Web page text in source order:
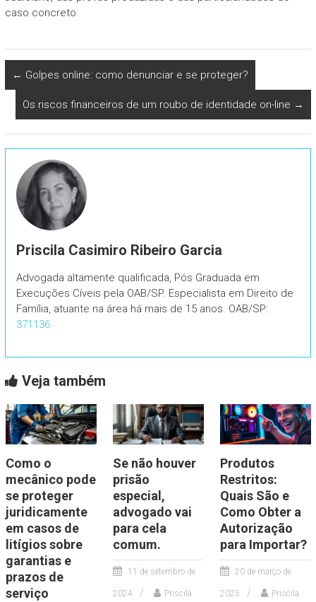
caso concreto.
← Golpes online: como denunciar e se proteger?
Os riscos financeiros de um roubo de identidade on-line →
Priscila Casimiro Ribeiro Garcia
Advogada altamente qualificada, Pós Graduada em
Execuções Cíveis pela OAB/SP. Especialista em Direito de
Família, atuante na área há mais de 15 anos. OAB/SP:
371136
Veja também
Como o
mecânico pode
se proteger
juridicamente
em casos de
litígios sobre
garantias e
prazos de
serviço
Se não houver
prisão
especial,
advogado vai
para cela
comum.
11 de setembro de
2024 Priscila
Produtos
Restritos:
Quais São e
Como Obter a
Autorização
para Importar?
20 de março de
2025 Priscila